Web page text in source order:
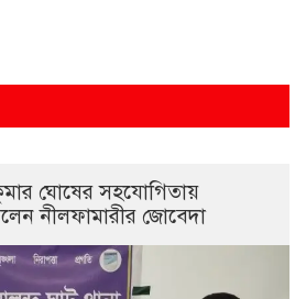
ঘোষের সহযোগিতায়
নীলফামারীর জোবেদা